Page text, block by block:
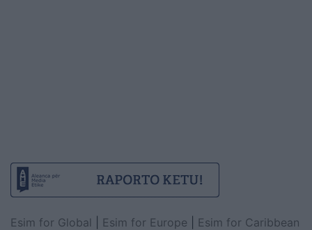
Esim for Global Esim for Europe
Esim for Caribbean